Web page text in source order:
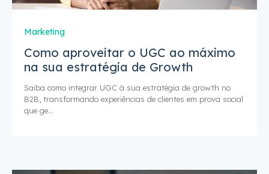
Marketing
Como aproveitar o UGC ao máximo
na sua estratégia de Growth
Saiba como integrar UGC à sua estratégia de growth no
B2B, transformando experiências de clientes em prova social
que ge...